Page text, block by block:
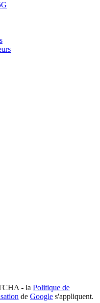
- la Politique de
de Google s'appliquent.